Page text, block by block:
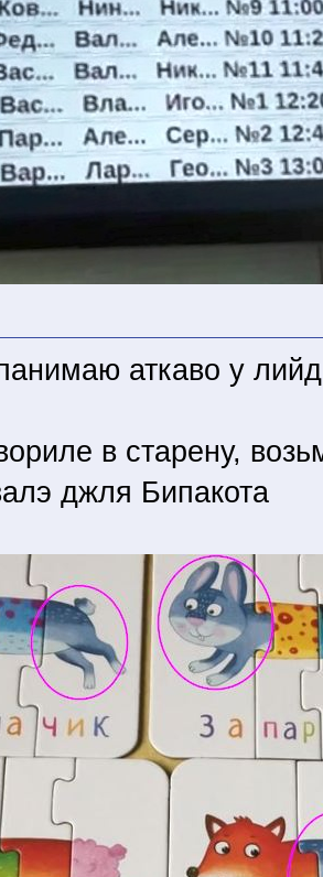
аткаво у
в старену,
джля Бипакота